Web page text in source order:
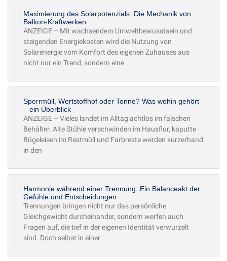
Maximierung des Solarpotenzials: Die Mechanik von
Balkon-Kraftwerken
ANZEIGE – Mit wachsendem Umweltbewusstsein und
steigenden Energiekosten wird die Nutzung von
Solarenergie vom Komfort des eigenen Zuhauses aus
nicht nur ein Trend, sondern eine
Sperrmüll, Wertstoffhof oder Tonne? Was wohin gehört
– ein Überblick
ANZEIGE – Vieles landet im Alltag achtlos im falschen
Behälter. Alte Stühle verschwinden im Hausflur, kaputte
Bügeleisen im Restmüll und Farbreste werden kurzerhand
in den
Harmonie während einer Trennung: Ein Balanceakt der
Gefühle und Entscheidungen
Trennungen bringen nicht nur das persönliche
Gleichgewicht durcheinander, sondern werfen auch
Fragen auf, die tief in der eigenen Identität verwurzelt
sind. Doch selbst in einer